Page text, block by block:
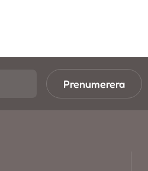
Prenumerera